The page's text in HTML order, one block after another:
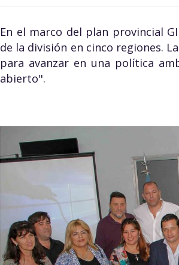
En el marco del plan provincial
de la división en cinco regiones.
para avanzar en una política
abierto".